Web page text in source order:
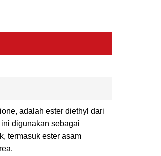
adalah ester diethyl dari
digunakan sebagai
termasuk ester asam